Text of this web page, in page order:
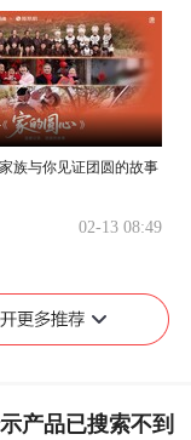
族与你见证团圆的故事
02-13 08:49
产品已搜索不到